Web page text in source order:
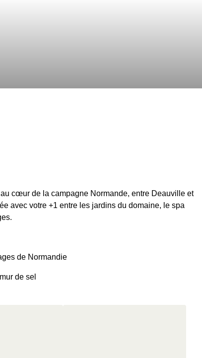
cœur de la campagne Normande, entre Deauville et
avec votre +1 entre les jardins du domaine, le spa
de Normandie
de sel